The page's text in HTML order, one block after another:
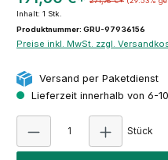
Inhalt: 1 Stk.
Produktnummer: GRU-97936156
Preise inkl. MwSt. zzgl.
Versand per Paketdienst
Lieferzeit innerhalb von 6-
Stück